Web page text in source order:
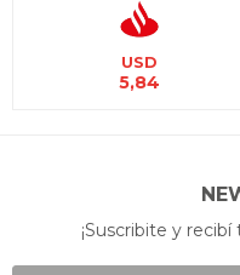
USD
5,84
¡Suscribite y